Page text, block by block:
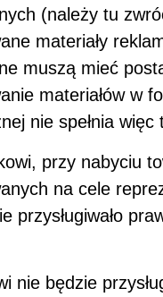
(należy tu
materiały
muszą mieć
materiałów w
nie spełnia więc
przy nabyciu
na cele
przysługiwało
nie będzie